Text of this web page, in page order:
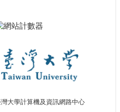
學計算機及資訊網路中心